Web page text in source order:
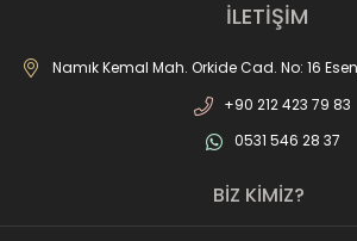
perakande mağazamız, Türkiye’ye hizmet
mağazamız ile AS SPOR ailesi günden güne
JOMA markası ile de Türkiye'de ülkemize
İLETİŞİM
Namık Kemal Mah. Orkide Cad. No: 16
+90 212 423 79 83
0531 546 28 37
BİZ KİMİZ?